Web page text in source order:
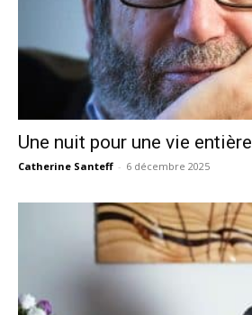
Une nuit pour une vie entière
Catherine Santeff - 6 décembre 2025